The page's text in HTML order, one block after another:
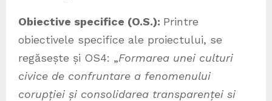
Obiective specifice (O.S.): Printre
obiectivele specifice ale proiectului, se
regăsește și OS4: „Formarea unei culturi
civice de confruntare a fenomenului
corupției și consolidarea transparenței si